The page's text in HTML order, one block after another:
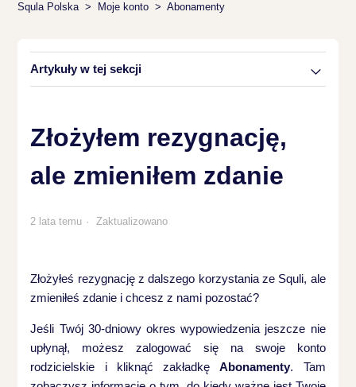
Squla Polska Moje konto Abonamenty
Artykuły w tej sekcji
Złożyłem rezygnację,
ale zmieniłem zdanie
2 lata temu Zaktualizowano
Złożyłeś rezygnację z dalszego korzystania ze Squli, ale
zmieniłeś zdanie i chcesz z nami pozostać?
Jeśli Twój 30-dniowy okres wypowiedzenia jeszcze nie
upłynął, możesz zalogować się na swoje konto
rodzicielskie i kliknąć zakładkęAbonamenty. Tam